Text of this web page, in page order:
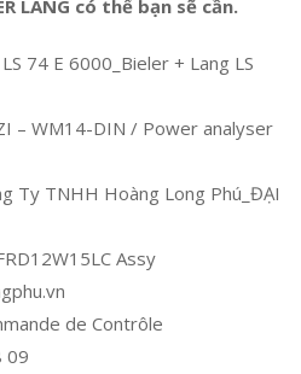
LANG có thể bạn sẽ cần.
74 E 6000_Bieler + Lang LS
– WM14-DIN / Power analyser
Ty TNHH Hoàng Long Phú_ĐẠI
Assy
de Contrôle
09